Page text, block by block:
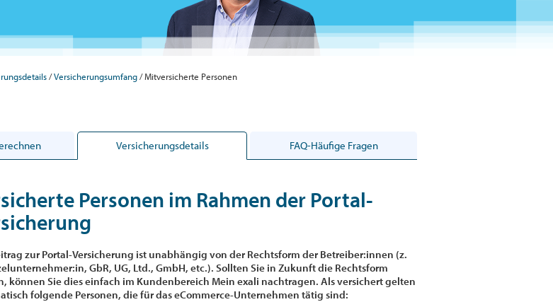
Versicherungsumfang Mitversicherte Personen
Versicherungsdetails FAQ-Häufige Fragen
Personen im Rahmen der Portal-
zur Portal-Versicherung ist unabhängig von der Rechtsform der Betreiber:innen (z.
GbR, UG, Ltd., GmbH, etc.). Sollten Sie in Zukunft die Rechtsform
können Sie dies einfach im Kundenbereich Mein exali nachtragen. Als versichert gelten
folgende Personen, die für das eCommerce-Unternehmen tätig sind: